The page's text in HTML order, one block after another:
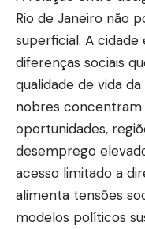
Rio de Janeiro não
superficial. A
diferenças sociais
qualidade de vida
nobres
oportunidades,
desemprego
acesso limitado a
alimenta tensões
modelos políticos